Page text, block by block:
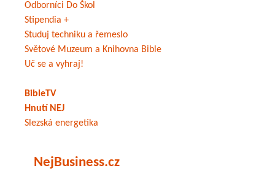
Odborníci Do Škol
Stipendia +
Studuj techniku a řemeslo
Světové Muzeum a Knihovna Bible
Uč se a vyhraj!
BibleTV
Hnutí NEJ
Slezská energetika
NejBusiness.cz